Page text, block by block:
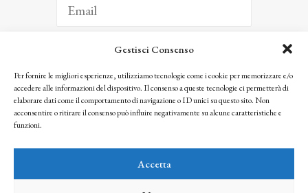
Gestisci Consenso
Per fornire le migliori esperienze, utilizziamo tecnologie come i cookie per memorizzare e/o
accedere alle informazioni del dispositivo. Il consenso a queste tecnologie ci permetterà di
elaborare dati come il comportamento di navigazione o ID unici su questo sito. Non
acconsentire o ritirare il consenso può influire negativamente su alcune caratteristiche e
funzioni.
Accetta
ISCRIVITI
Facendo clic per iscriverti, riconosci che le tue informazioni saranno trattate
seguendo la nostra Privacy Policy
© 2025 Istituto Matteucci. All right reserved
l’autorizzazione scritta dei proprietari dei diritti e dell’Istituto Matteucci